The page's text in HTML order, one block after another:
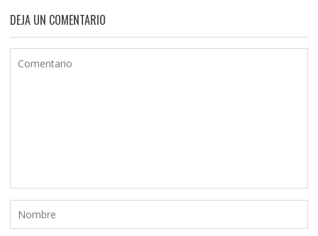
DEJA UN COMENTARIO